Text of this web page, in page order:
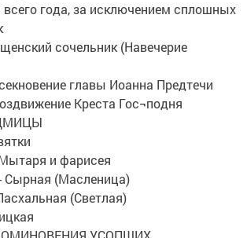
всего года, за исключением сплошных
сочельник (Навечерие
главы Иоанна Предтечи
Креста Гос¬подня
и фарисея
Сырная (Масленица)
(Светлая)